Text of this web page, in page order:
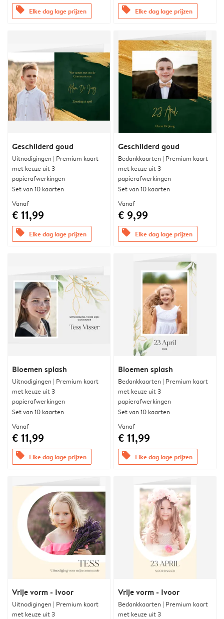
offers Elke dag lage prijzen offers Elke dag lage prijzen
Geschilderd goud
Uitnodigingen | Premium kaart
met keuze uit 3
papierafwerkingen
Set van 10 kaarten
Vanaf
€ 11,99
offers Elke dag lage prijzen
Geschilderd goud
Bedankkaarten | Premium kaart
met keuze uit 3
papierafwerkingen
Set van 10 kaarten
Vanaf
€ 9,99
offers Elke dag lage prijzen
Bloemen splash
Uitnodigingen | Premium kaart
met keuze uit 3
papierafwerkingen
Set van 10 kaarten
Vanaf
€ 11,99
offers Elke dag lage prijzen
Bloemen splash
Bedankkaarten | Premium kaart
met keuze uit 3
papierafwerkingen
Set van 10 kaarten
Vanaf
€ 11,99
offers Elke dag lage prijzen
Vrije vorm - Ivoor
Uitnodigingen | Premium kaart
met keuze uit 3
Vrije vorm - Ivoor
Bedankkaarten | Premium kaart
met keuze uit 3